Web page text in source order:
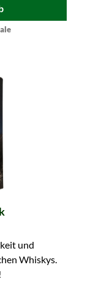
und
Whiskys.